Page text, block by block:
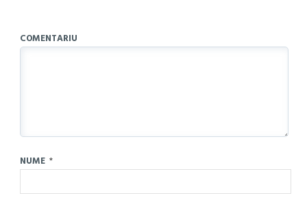
COMENTARIU
NUME *